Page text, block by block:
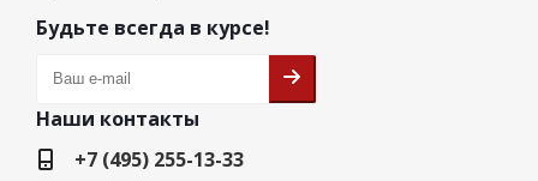
Будьте всегда в курсе!
Наши контакты
+7 (495) 255-13-33